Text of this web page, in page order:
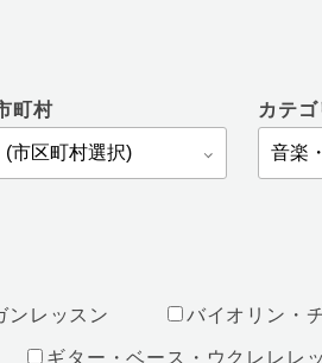
町村 カテゴ
ンレッスン バイオリン・
ギター・ベース・ウクレレレ